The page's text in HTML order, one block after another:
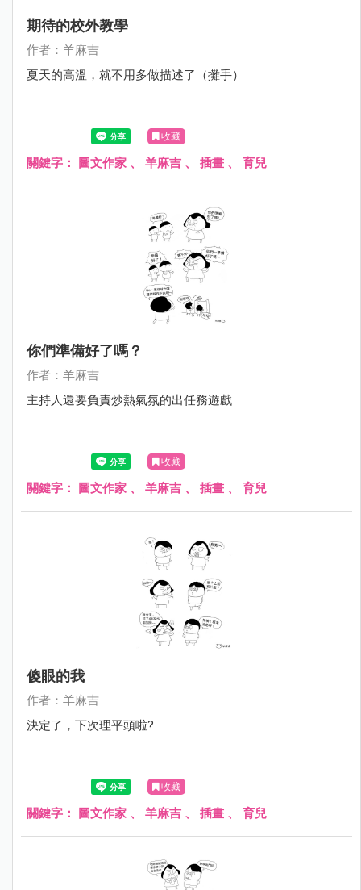
期待的校外教學
作者：羊麻吉
夏天的高溫，就不用多做描述了（攤手）
收藏
關鍵字： 圖文作家 、 羊麻吉 、 插畫 、 育兒
你們準備好了嗎？
作者：羊麻吉
主持人還要負責炒熱氣氛的出任務遊戲
收藏
關鍵字： 圖文作家 、 羊麻吉 、 插畫 、 育兒
傻眼的我
作者：羊麻吉
決定了，下次理平頭啦?
收藏
關鍵字： 圖文作家 、 羊麻吉 、 插畫 、 育兒